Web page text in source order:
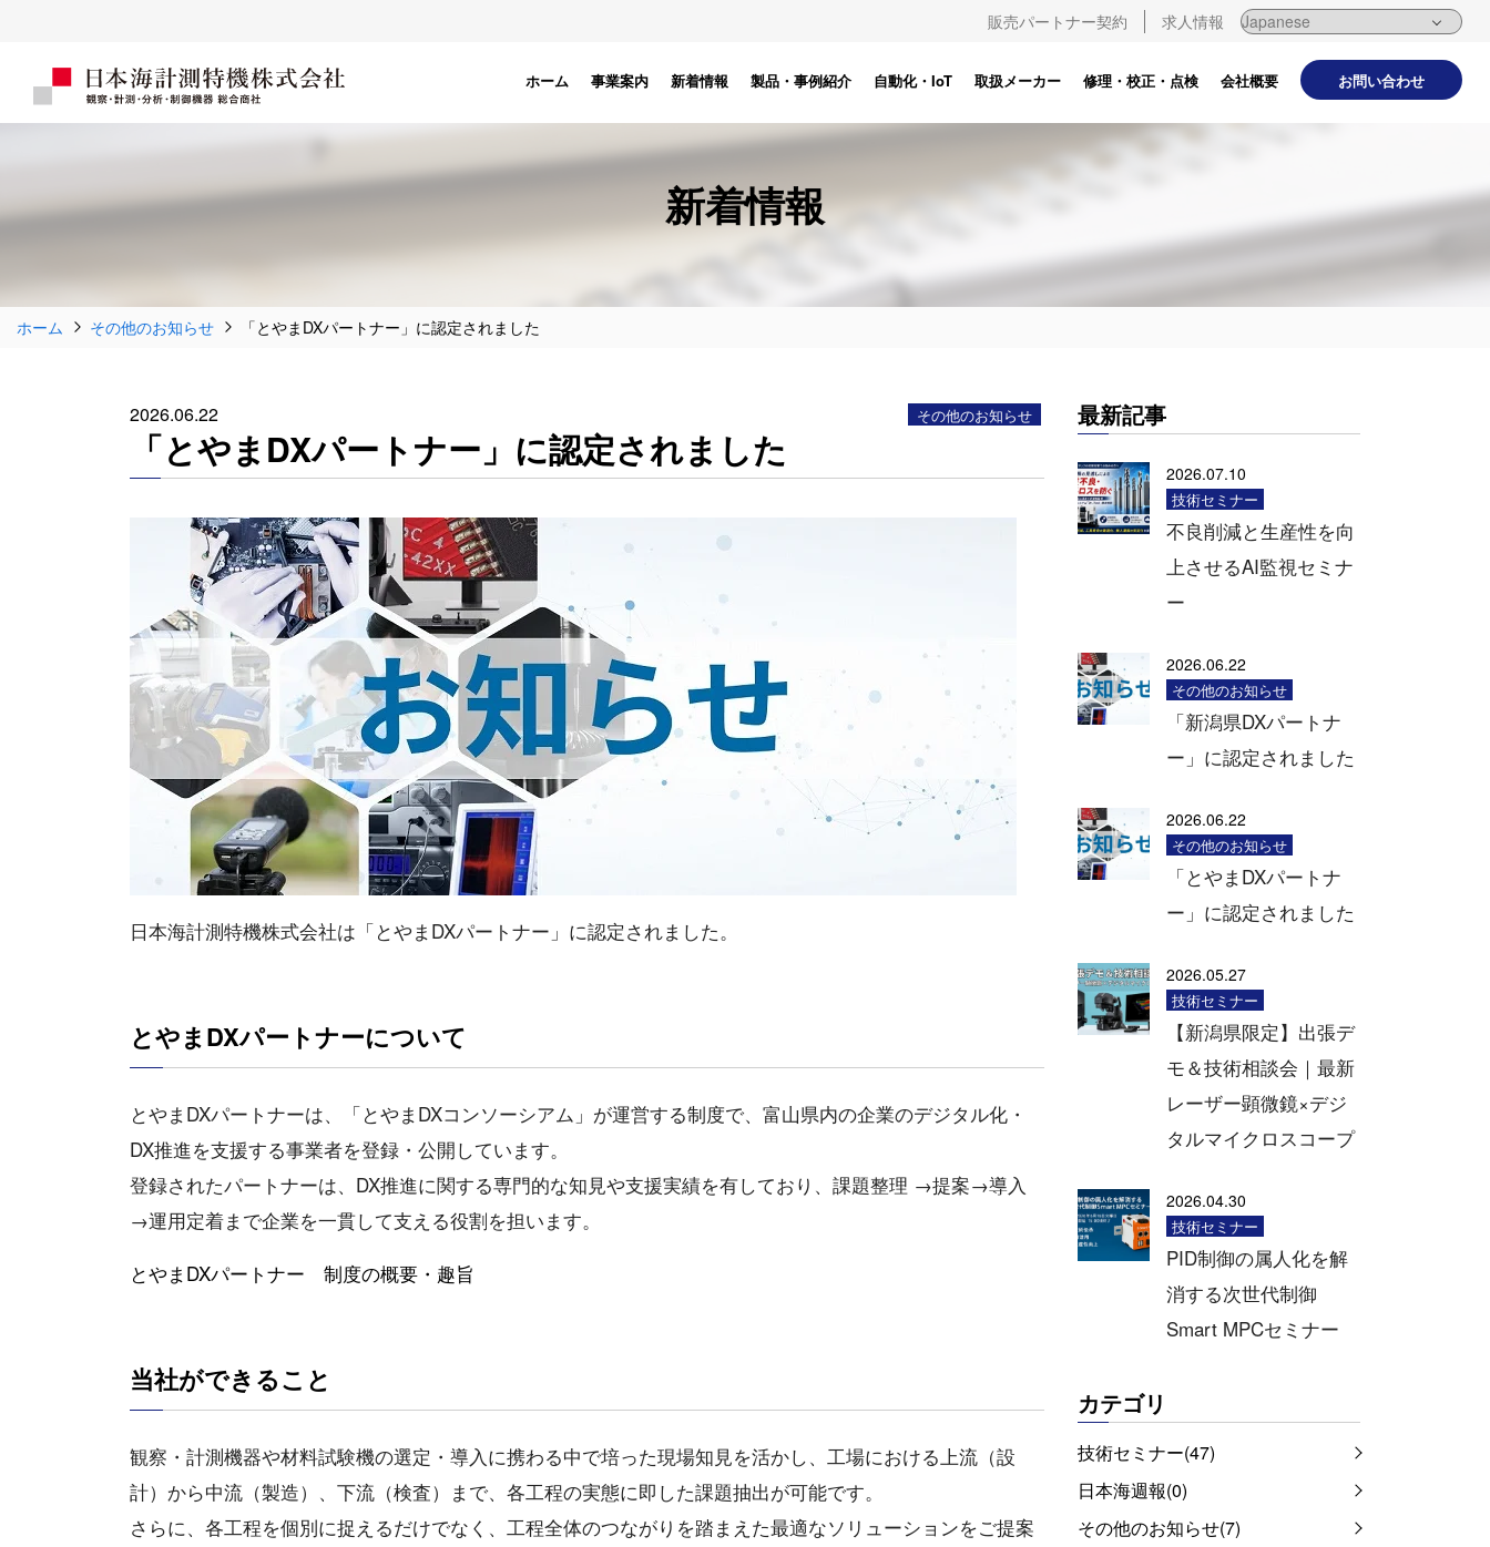
販売パートナー契約 求人情報
ホーム 事業案内 新着情報 製品・事例紹介 自動化・IoT 取扱メーカー 修理・校正・点検 会社概要 お問い合わせ
新着情報
ホーム その他のお知らせ 「とやまDXパートナー」に認定されました
2026.06.22 その他のお知らせ
「とやまDXパートナー」に認定されました
日本海計測特機株式会社は「とやまDXパートナー」に認定されました。
とやまDXパートナーについて
とやまDXパートナーは、「とやまDXコンソーシアム」が運営する制度で、富山県内の企業のデジタル化・
DX推進を支援する事業者を登録・公開しています。
登録されたパートナーは、DX推進に関する専門的な知見や支援実績を有しており、課題整理 →提案→導入
→運用定着まで企業を一貫して支える役割を担います。
とやまDXパートナー 制度の概要・趣旨
当社ができること
観察・計測機器や材料試験機の選定・導入に携わる中で培った現場知見を活かし、工場における上流（設
計）から中流（製造）、下流（検査）まで、各工程の実態に即した課題抽出が可能です。
さらに、各工程を個別に捉えるだけでなく、工程全体のつながりを踏まえた最適なソリューションをご提案
最新記事
2026.07.10
技術セミナー
不良削減と生産性を向
上させるAI監視セミナ
ー
2026.06.22
その他のお知らせ
「新潟県DXパートナ
ー」に認定されました
2026.06.22
その他のお知らせ
「とやまDXパートナ
ー」に認定されました
2026.05.27
技術セミナー
【新潟県限定】出張デ
モ＆技術相談会｜最新
レーザー顕微鏡×デジ
タルマイクロスコープ
2026.04.30
技術セミナー
PID制御の属人化を解
消する次世代制御
Smart MPCセミナー
カテゴリ
技術セミナー(47)
日本海週報(0)
その他のお知らせ(7)